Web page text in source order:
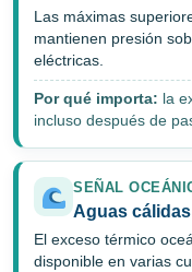
Las máximas
mantienen presión
eléctricas.
Por qué importa: la
incluso después de
SEÑAL
Aguas
El exceso térmico
disponible en varias